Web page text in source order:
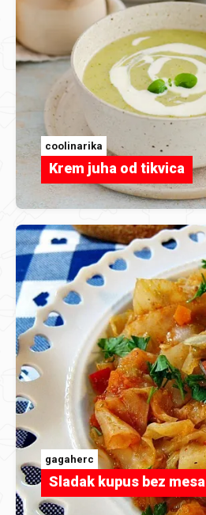
coolinarika
Krem juha od tikvica
gagaherc
Sladak kupus bez mesa